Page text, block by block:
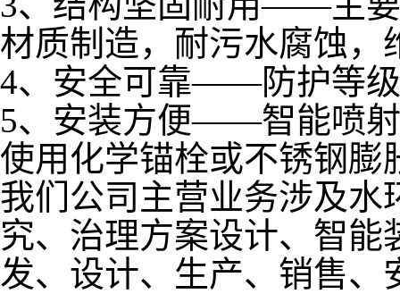
材质制造，耐污水腐蚀，
4、安全可靠——防护等级
5、安装方便——智能喷
使用化学锚栓或不锈钢膨
我们公司主营业务涉及水
究、治理方案设计、智
发、设计、生产、销售、